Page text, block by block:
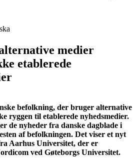
medier
etablerede
befolkning, der bruger alternative
ryggen til etablerede nyhedsmedier.
de nyheder fra danske dagblade i
af befolkningen. Det viser et nyt
Aarhus Universitet, der er
ved Gøteborgs Universitet.